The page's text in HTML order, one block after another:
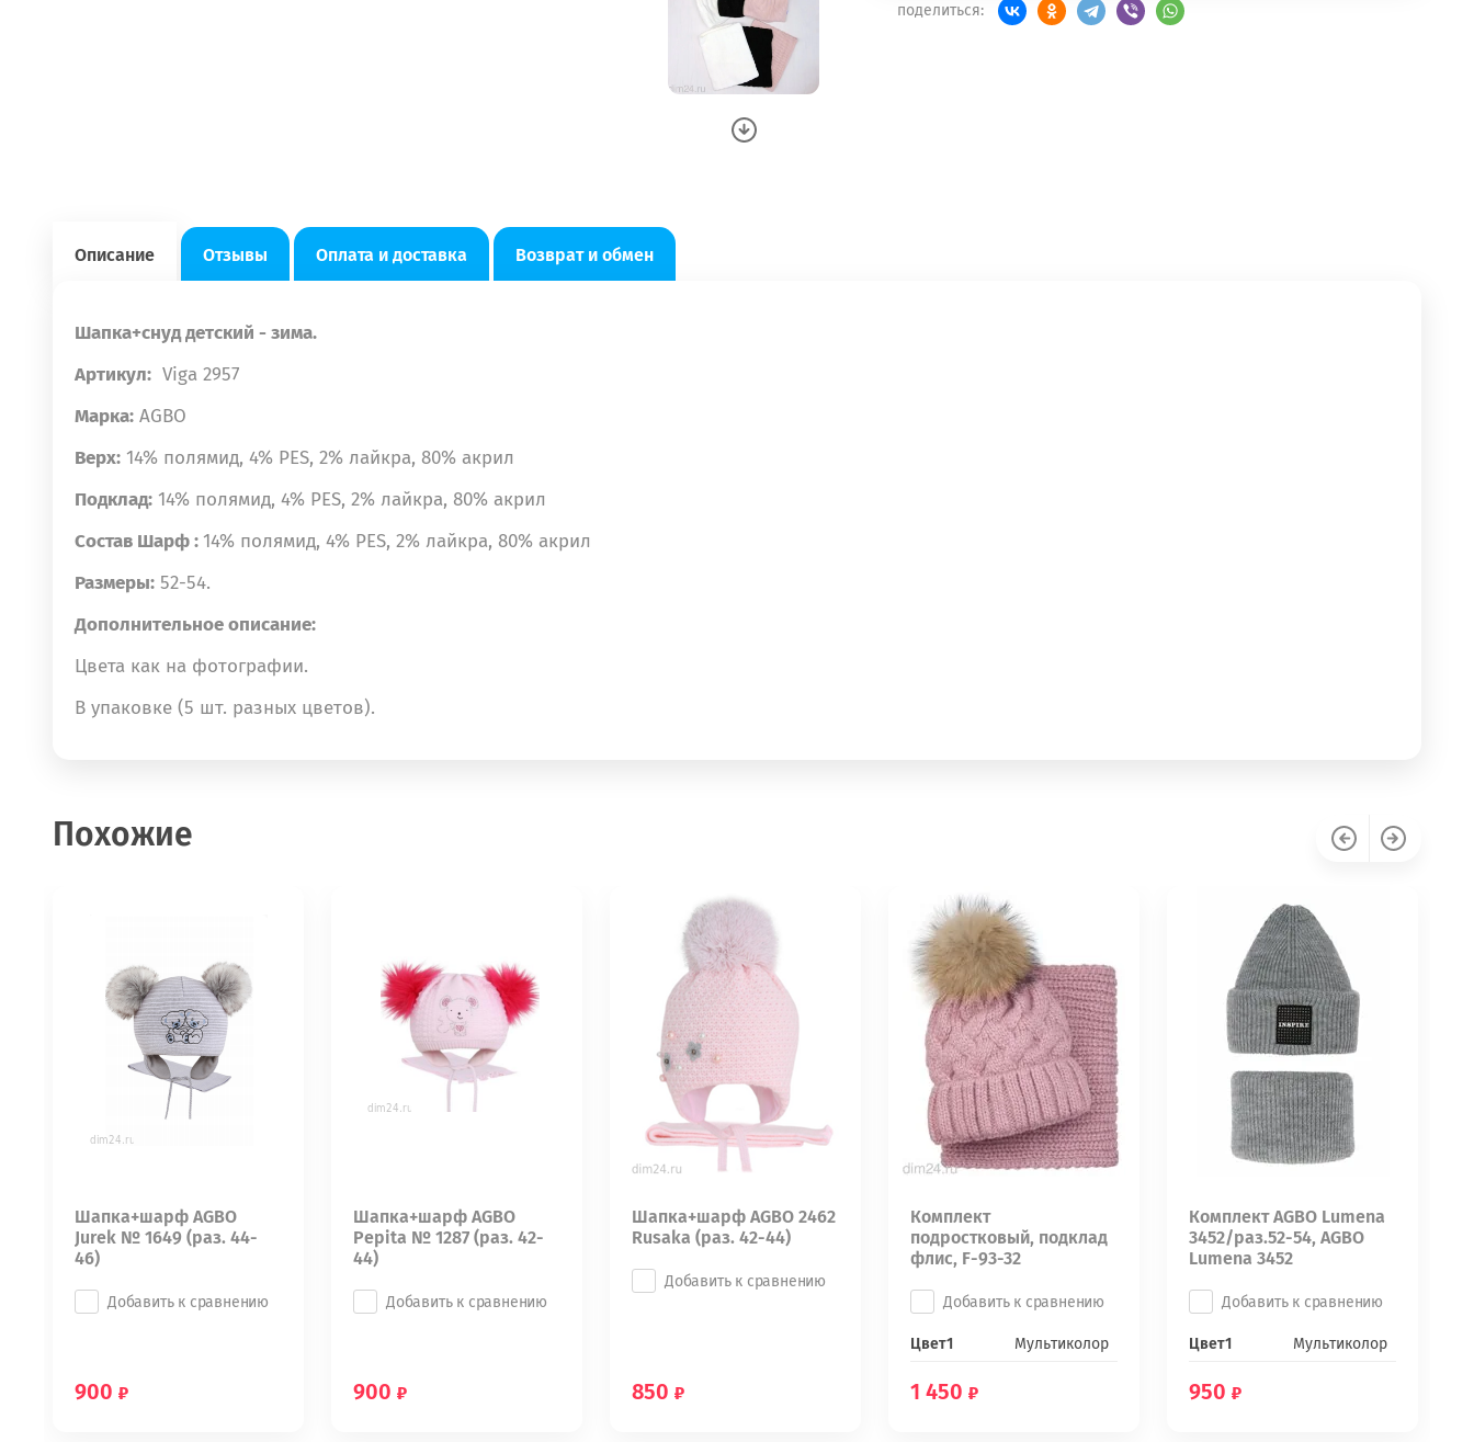
поделиться:
Описание Отзывы Оплата и доставка Возврат и обмен
Шапка+снуд детский - зима.
Артикул: Viga 2957
Марка: AGBO
Верх: 14% полямид, 4% PES, 2% лайкра, 80% акрил
Подклад: 14% полямид, 4% PES, 2% лайкра, 80% акрил
Состав Шарф : 14% полямид, 4% PES, 2% лайкра, 80% акрил
Размеры: 52-54.
Дополнительное описание:
Цвета как на фотографии.
В упаковке (5 шт. разных цветов).
Похожие
Шапка+шарф AGBO
Jurek № 1649 (рaз. 44-
46)
Добавить к сравнению
900
Шапка+шарф AGBO
Pepita № 1287 (раз. 42-
44)
Добавить к сравнению
900
Шапка+шарф AGBO 2462
Rusaka (рaз. 42-44)
Добавить к сравнению
850
Комплект
подростковый, подклад
флис, F-93-32
Добавить к сравнению
Цвет1 Мультиколор
1 450
Комплект AGBO Lumena
3452/раз.52-54, AGBO
Lumena 3452
Добавить к сравнению
Цвет1 Мультиколор
950